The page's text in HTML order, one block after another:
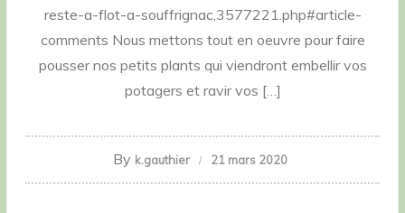
reste-a-flot-a-souffrignac,3577221.php#article-
comments Nous mettons tout en oeuvre pour faire
pousser nos petits plants qui viendront embellir vos
potagers et ravir vos […]
By k.gauthier 21 mars 2020